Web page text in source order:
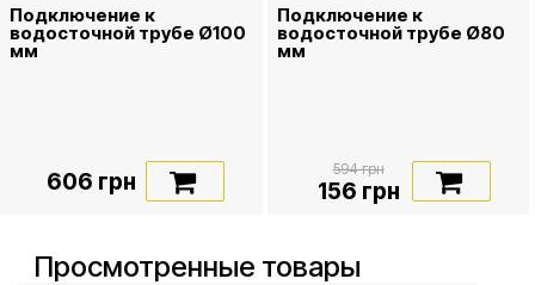
Подключение к
водосточной трубе Ø100
мм
606 грн
Подключение к
водосточной трубе Ø80
мм
156 грн
594 грн
Просмотренные товары